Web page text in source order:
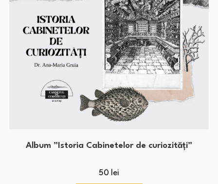
Album ”Istoria Cabinetelor de curiozități”
50 lei